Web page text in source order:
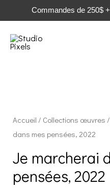
Commandes de 250$
Accueil / Collections œuvres
dans mes pensées, 2022
Je marcherai
pensées, 2022